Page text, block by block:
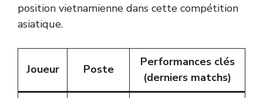
position vietnamienne dans cette compétition
asiatique.
Joueur Poste
Performances clés
(derniers matchs)